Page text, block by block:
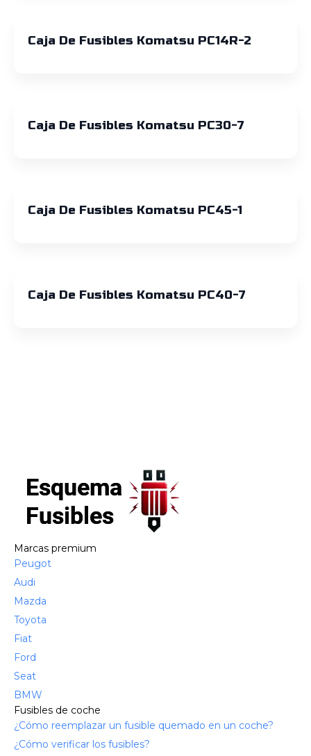
Caja De Fusibles Komatsu PC14R-2
Caja De Fusibles Komatsu PC30-7
Caja De Fusibles Komatsu PC45-1
Caja De Fusibles Komatsu PC40-7
Marcas premium
Peugot
Audi
Mazda
Toyota
Fiat
Ford
Seat
BMW
Fusibles de coche
¿Cómo reemplazar un fusible quemado en un coche?
¿Cómo verificar los fusibles?